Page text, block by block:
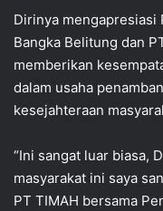
Dirinya mengapresiasi
Bangka Belitung dan
memberikan
dalam usaha
kesejahteraan
“Ini sangat luar biasa,
masyarakat ini saya
PT TIMAH bersama